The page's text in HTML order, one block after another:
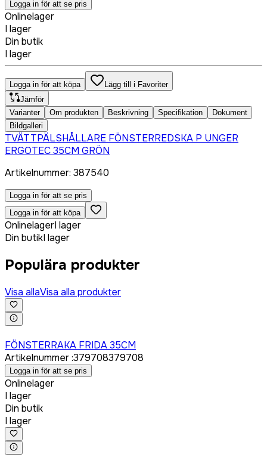
Logga in för att se pris
Onlinelager
I lager
Din butik
I lager
Logga in för att köpa
Lägg till i Favoriter
Jämför
Varianter
Om produkten Beskrivning Specifikation
Dokument
Bildgalleri
TVÄTTPÄLSHÅLLARE FÖNSTERREDSKA P UNGER
ERGOTEC 35CM GRÖN
Artikelnummer: 387540
Logga in för att se pris
Logga in för att köpa
OnlinelagerI lager
Din butikI lager
Populära produkter
Visa allaVisa alla produkter
FÖNSTERRAKA FRIDA 35CM
Artikelnummer:379708379708
Logga in för att se pris
Onlinelager
I lager
Din butik
I lager